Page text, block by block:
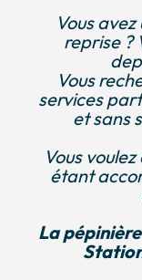
Vous
reprise ?
Vous
services
et sans
Vous
étant
La